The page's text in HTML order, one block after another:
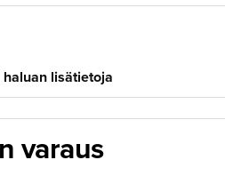
lisätietoja
varaus